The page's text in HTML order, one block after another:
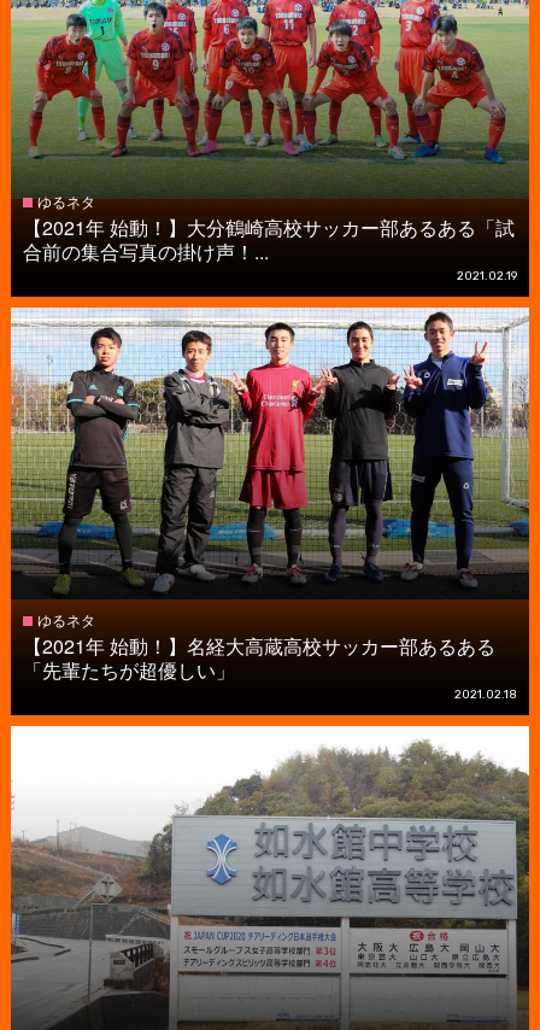
ゆるネタ
【2021年 始動！】大分鶴崎高校サッカー部あるある「試
合前の集合写真の掛け声！...
2021.02.19
ゆるネタ
【2021年 始動！】名経大高蔵高校サッカー部あるある
「先輩たちが超優しい」
2021.02.18